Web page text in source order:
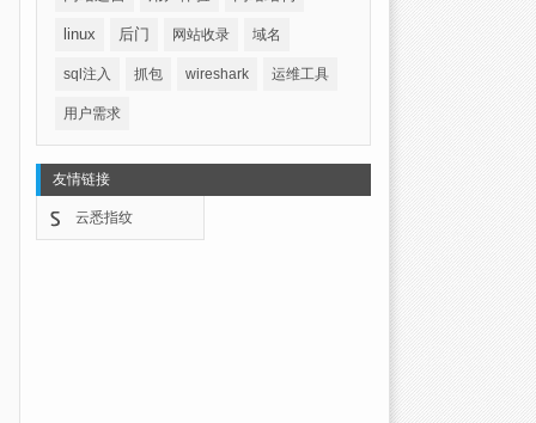
linux 后门 网站收录 域名
sql注入 抓包 wireshark 运维工具
用户需求
友情链接
云悉指纹